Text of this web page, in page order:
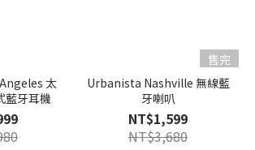
太
藍牙耳機
售完
Urbanista Nashville 無線藍
牙喇叭
NT$1,599
NT$3,680